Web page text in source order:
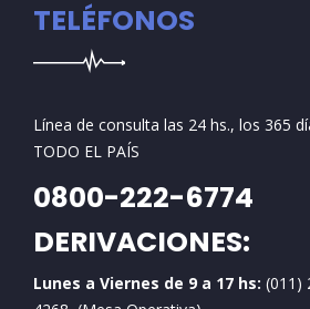
TELÉFONOS
Línea de consulta las 24 hs., los 365
TODO EL PAÍS
0800-222-6774
DERIVACIONES:
Lunes a Viernes de 9 a 17 hs: (011)